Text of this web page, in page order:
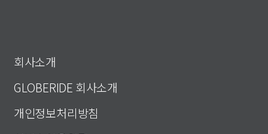
회사소개
GLOBERIDE 회사소개
개인정보처리방침